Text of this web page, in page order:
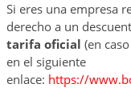
Si eres una empresa
derecho a un
tarifa oficial (en
en el siguiente
enlace: https://